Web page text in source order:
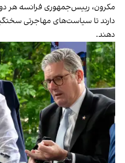
مکرون، رییس‌جمهوری فرانسه هر دو
دارند تا سیاست‌های مهاجرتی
دهند.